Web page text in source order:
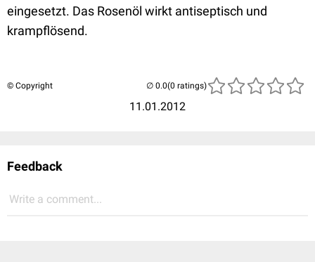
eingesetzt. Das Rosenöl wirkt antiseptisch und
krampflösend.
© Copyright
11.01.2012
(0 ratings)
Feedback
Write a comment...